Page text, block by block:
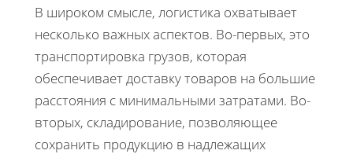
В широком смысле, логистика охватывает
несколько важных аспектов. Во-первых, это
транспортировка грузов, которая
обеспечивает доставку товаров на большие
расстояния с минимальными затратами. Во-
вторых, складирование, позволяющее
сохранить продукцию в надлежащих